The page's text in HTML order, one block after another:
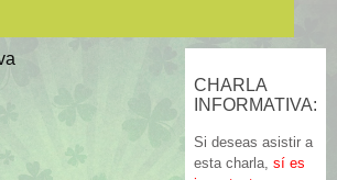
CHARLA
INFORMATIVA:
Si deseas asistir a
esta charla, sí es